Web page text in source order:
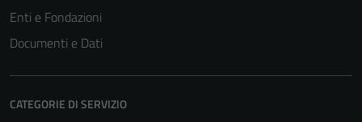
Enti e Fondazioni
Documenti e Dati
CATEGORIE DI SERVIZIO